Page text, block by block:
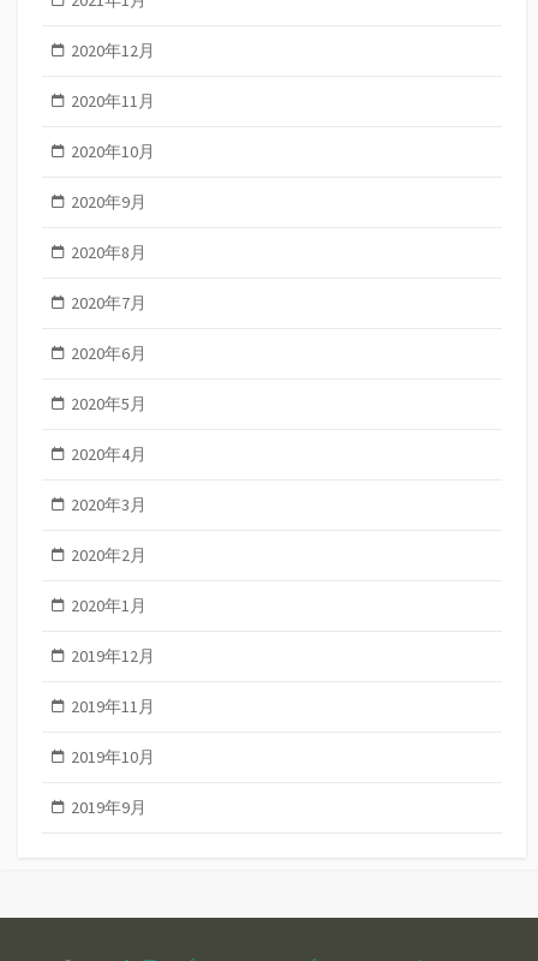
2020年12月
2020年11月
2020年10月
2020年9月
2020年8月
2020年7月
2020年6月
2020年5月
2020年4月
2020年3月
2020年2月
2020年1月
2019年12月
2019年11月
2019年10月
2019年9月